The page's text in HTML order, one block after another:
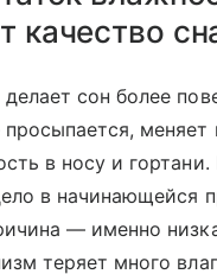
качество
сон более
меняет
в носу и
в начинающейся
— именно
теряет много